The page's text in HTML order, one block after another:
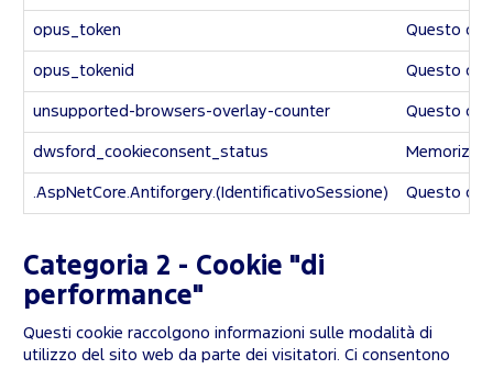
opus_token Questo
opus_tokenid Questo
unsupported-browsers-overlay-counter Questo
dwsford_cookieconsent_status
.AspNetCore.Antiforgery.(IdentificativoSessione) Questo
Categoria 2 - Cookie "di
performance"
Questi cookie raccolgono informazioni sulle modalità di
utilizzo del sito web da parte dei visitatori. Ci consentono